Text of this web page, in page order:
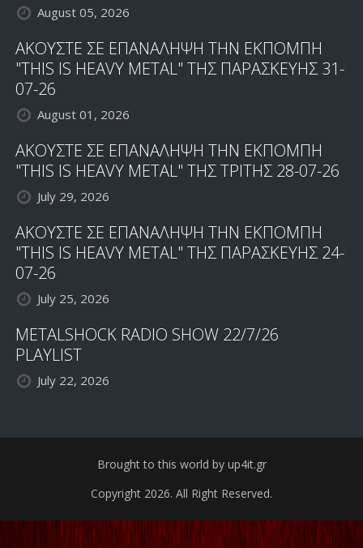
August 05, 2026
ΑΚΟΥΣΤΕ ΣΕ ΕΠΑΝΑΛΗΨΗ ΤΗΝ ΕΚΠΟΜΠΗ
"THIS IS HEAVY METAL" ΤΗΣ ΠΑΡΑΣΚΕΥΗΣ 31-
07-26
August 01, 2026
ΑΚΟΥΣΤΕ ΣΕ ΕΠΑΝΑΛΗΨΗ ΤΗΝ ΕΚΠΟΜΠΗ
"THIS IS HEAVY METAL" ΤΗΣ ΤΡΙΤΗΣ 28-07-26
July 29, 2026
ΑΚΟΥΣΤΕ ΣΕ ΕΠΑΝΑΛΗΨΗ ΤΗΝ ΕΚΠΟΜΠΗ
"THIS IS HEAVY METAL" ΤΗΣ ΠΑΡΑΣΚΕΥΗΣ 24-
07-26
July 25, 2026
METALSHOCK RADIO SHOW 22/7/26
PLAYLIST
July 22, 2026
Brought to this world by up4it.gr
Copyright 2026. All Right Reserved.